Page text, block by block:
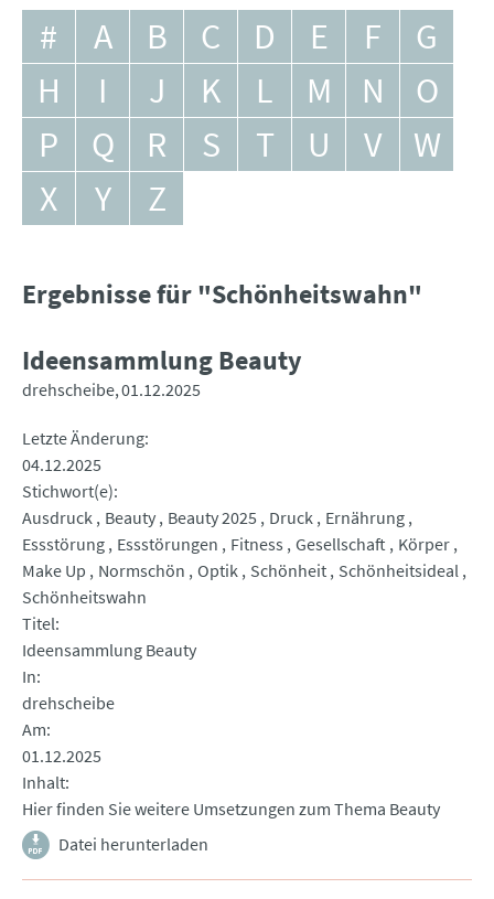
# A B C D E F
G
H
I J K L M N
O
P
Q R S T U V
W
X
Y Z
Ergebnisse für "Schönheitswahn"
Ideensammlung Beauty
drehscheibe 01.12.2025
Letzte Änderung
04.12.2025
Stichwort(e)
Ausdruck Beauty Beauty 2025 Druck Ernährung
Essstörung Essstörungen Fitness Gesellschaft Körper
Make Up
Normschön Optik Schönheit Schönheitsideal
Schönheitswahn
Titel
Ideensammlung Beauty
In
drehscheibe
Am
01.12.2025
Inhalt
Hier finden Sie weitere Umsetzungen zum Thema Beauty
Datei herunterladen